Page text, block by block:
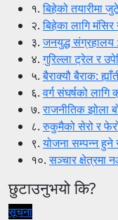
१.बिहेको तयारीमा
२.बिहेका लागि मंसिर
३.जनयुद्ध संग्रहालय
४.गुरिल्ला ट्रेल र
५.बैराक्यौ बैराक:
६.वर्ग संघर्षको लागि
७.राजनीतिक झोला
८.रुकुमैको सेरो र
९.योजना सम्पन्न
१०.सञ्चार क्षेत्रमा
छुटाउनुभयो कि?
सूचना